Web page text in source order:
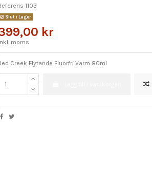
1103
Slut i Lager
kr
moms
Creek Flytande Fluorfri Varm 80ml